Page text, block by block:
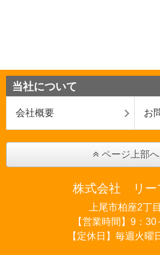
当社について
会社概要 お
ページ上部
株式会社 リー
上尾市柏座2丁
【営業時間】9：
【定休日】毎週火曜